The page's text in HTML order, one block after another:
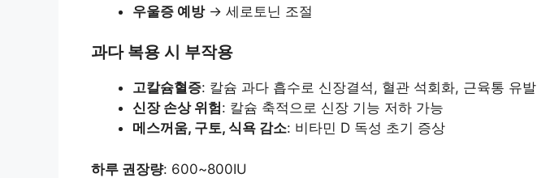
우울증 예방→ 세로토닌 조절
과다 복용 시 부작용
고칼슘혈증: 칼슘 과다 흡수로 신장결석, 혈관 석회화, 근육통 유발
신장 손상 위험: 칼슘 축적으로 신장 기능 저하 가능
메스꺼움, 구토, 식욕 감소: 비타민 D 독성 초기 증상
하루 권장량: 600~800IU